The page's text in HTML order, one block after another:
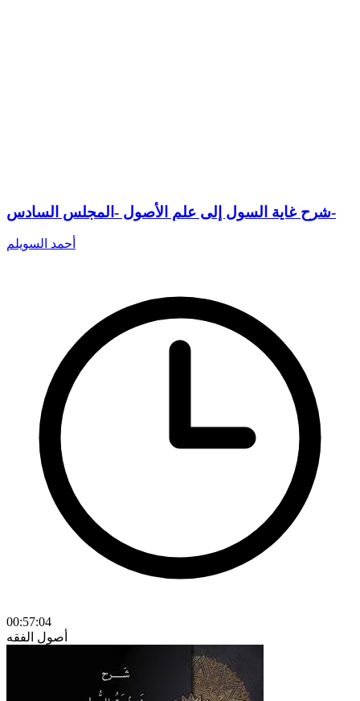
شرح غاية السول إلى علم الأصول -المجلس السادس-
أحمد السويلم
00:57:04
أصول الفقه